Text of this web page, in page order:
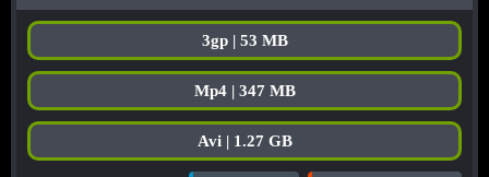
3gp | 53 MB
Mp4 | 347 MB
Avi | 1.27 GB